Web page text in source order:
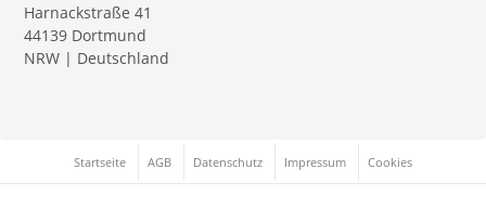
Harnackstraße 41
44139 Dortmund
NRW | Deutschland
Startseite AGB Datenschutz Impressum Cookies